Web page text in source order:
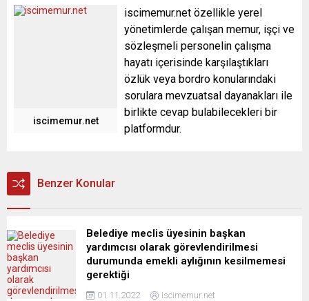
iscimemur.net
iscimemur.net özellikle yerel
yönetimlerde çalışan memur, işçi ve
sözleşmeli personelin çalışma
hayatı içerisinde karşılaştıkları
özlük veya bordro konularındaki
sorulara mevzuatsal dayanakları ile
birlikte cevap bulabilecekleri bir
platformdur.
Benzer Konular
Belediye meclis üyesinin başkan
yardımcısı olarak görevlendirilmesi
durumunda emekli aylığının kesilmemesi
gerektiği
01.11.2022 iscimemur.net